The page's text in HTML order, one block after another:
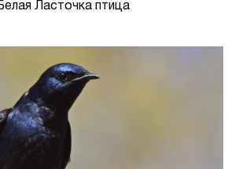
Ласточка птица